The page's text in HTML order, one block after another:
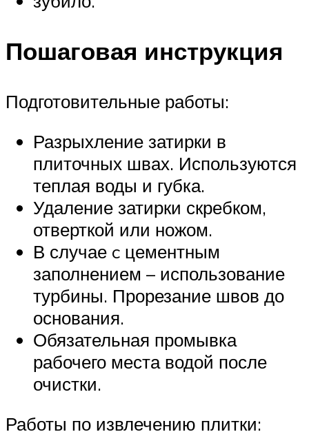
Пошаговая инструкция
Подготовительные работы:
Разрыхление затирки в
плиточных швах. Используются
теплая воды и губка.
Удаление затирки скребком,
отверткой или ножом.
В случае c цементным
заполнением – использование
турбины. Прорезание швов до
основания.
Обязательная промывка
рабочего места водой после
очистки.
Работы по извлечению плитки: